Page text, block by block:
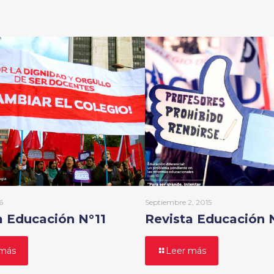
Educación N°11
Septiembre 2, 2015
Revista Educación
Leer más